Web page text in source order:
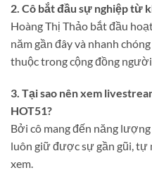
2. Cô bắt đầu sự nghiệp từ
Hoàng Thị Thảo bắt đầu
năm gần đây và nhanh
thuộc trong cộng đồng người
3. Tại sao nên xem
HOT51?
Bởi cô mang đến năng
luôn giữ được sự gần gũi,
xem.